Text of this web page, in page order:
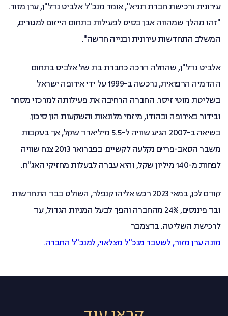
עירונית ורכישת חברת תניא", אומר מנכ"ל אלביט נדל"ן, ערן מזור.
"זהו מהלך שמהווה אבן בסיס לפעילות בתחום הייזום למגורים,
המשלב התחדשות עירונית ובנייה חדשה".
אלביט נדל"ן, שהחלה דרכה כחברת בת של אלביט בתחום
ההדמיה הרפואית, נרכשה ב-1999 על ידי אירופה ישראל
בשליטת מוטי זיסר. החברה הרחיבה את פעילותה למרכזי מסחר
ובידור באירופה ובהודו, מיזמי מלונאות והשקעות הון סיכון.
בשיאה ב-2007 הגיע שוויה ל-5.5 מיליארד שקל, אך בעקבות
משבר הסאב-פריים נקלעה לקשיים. בפברואר 2013 צנח שוויה
לפחות מ-140 מיליון שקל, והיא עברה לבעלות מחזיקי האג"ח.
קודם לכן, במאי 2023 רכש אליהו קנפלר, השולט בבד התחדשות
ובד פיננסים, 24% מהחברה והפך לבעל המניות הגדול, עד
לרכישת השליטה. בדצמבר
מונה ערן מזור, לשעבר מנכ"ל מצלאוי, למנכ"ל החברה.